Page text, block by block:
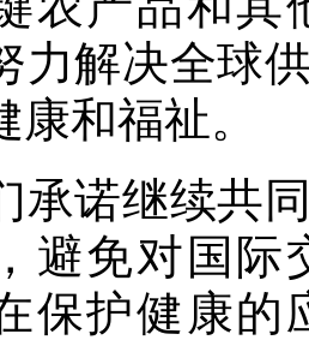
力解决全球
康和福祉。
诺继续共同
避免对国际
保护健康的